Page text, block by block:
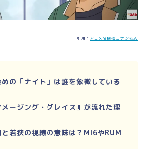
引用： アニメ名探偵コナン公式
の「ナイト」は誰を象徴している
ージング・グレイス』が流れた理
若狭の視線の意味は？MI6やRUM